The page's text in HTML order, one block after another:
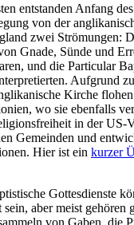
entstanden Anfang
von der
zwei Strömungen:
Gnade, Sünde und
und die Particular
Aufgrund
Kirche
wo sie ebenfalls
in der US-
Gemeinden und
Hier ist ein kurzer
Gottesdienste
aber meist gehören
von Gaben, die